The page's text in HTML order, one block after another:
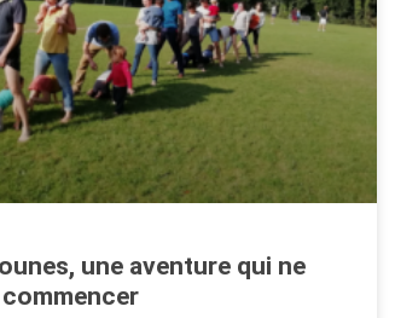
une aventure qui ne